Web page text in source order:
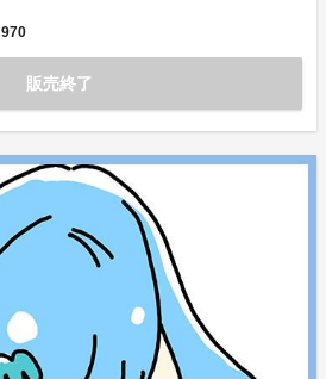
970
販売終了